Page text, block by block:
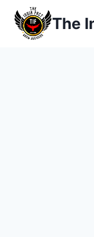
Skip
content
The